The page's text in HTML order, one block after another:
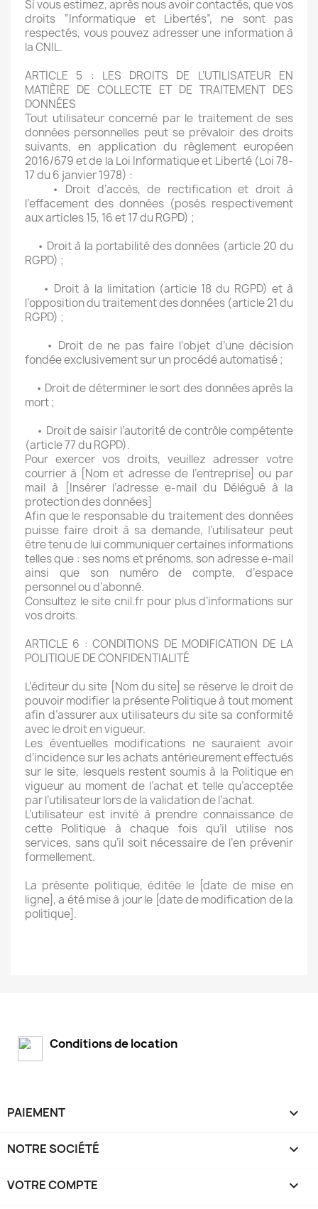
Si vous estimez, après nous avoir contactés, que vos
droits “Informatique et Libertés”, ne sont pas
respectés, vous pouvez adresser une information à
la CNIL.
ARTICLE 5 : LES DROITS DE L’UTILISATEUR EN
MATIÈRE DE COLLECTE ET DE TRAITEMENT DES
DONNÉES
Tout utilisateur concerné par le traitement de ses
données personnelles peut se prévaloir des droits
suivants, en application du règlement européen
2016/679 et de la Loi Informatique et Liberté (Loi 78-
17 du 6 janvier 1978) :
• Droit d’accès, de rectification et droit à
l’effacement des données (posés respectivement
aux articles 15, 16 et 17 du RGPD) ;
• Droit à la portabilité des données (article 20 du
RGPD) ;
• Droit à la limitation (article 18 du RGPD) et à
l’opposition du traitement des données (article 21 du
RGPD) ;
• Droit de ne pas faire l’objet d’une décision
fondée exclusivement sur un procédé automatisé ;
• Droit de déterminer le sort des données après la
mort ;
• Droit de saisir l’autorité de contrôle compétente
(article 77 du RGPD).
Pour exercer vos droits, veuillez adresser votre
courrier à [Nom et adresse de l’entreprise] ou par
mail à [Insérer l’adresse e-mail du Délégué à la
protection des données]
Afin que le responsable du traitement des données
puisse faire droit à sa demande, l’utilisateur peut
être tenu de lui communiquer certaines informations
telles que : ses noms et prénoms, son adresse e-mail
ainsi que son numéro de compte, d’espace
personnel ou d’abonné.
Consultez le site cnil.fr pour plus d’informations sur
vos droits.
ARTICLE 6 : CONDITIONS DE MODIFICATION DE LA
POLITIQUE DE CONFIDENTIALITÉ
L’éditeur du site [Nom du site] se réserve le droit de
pouvoir modifier la présente Politique à tout moment
afin d’assurer aux utilisateurs du site sa conformité
avec le droit en vigueur.
Les éventuelles modifications ne sauraient avoir
d’incidence sur les achats antérieurement effectués
sur le site, lesquels restent soumis à la Politique en
vigueur au moment de l’achat et telle qu’acceptée
par l’utilisateur lors de la validation de l’achat.
L’utilisateur est invité à prendre connaissance de
cette Politique à chaque fois qu’il utilise nos
services, sans qu’il soit nécessaire de l’en prévenir
formellement.
La présente politique, éditée le [date de mise en
ligne], a été mise à jour le [date de modification de la
politique].
Conditions de location
PAIEMENT 
NOTRE SOCIÉTÉ 
VOTRE COMPTE 